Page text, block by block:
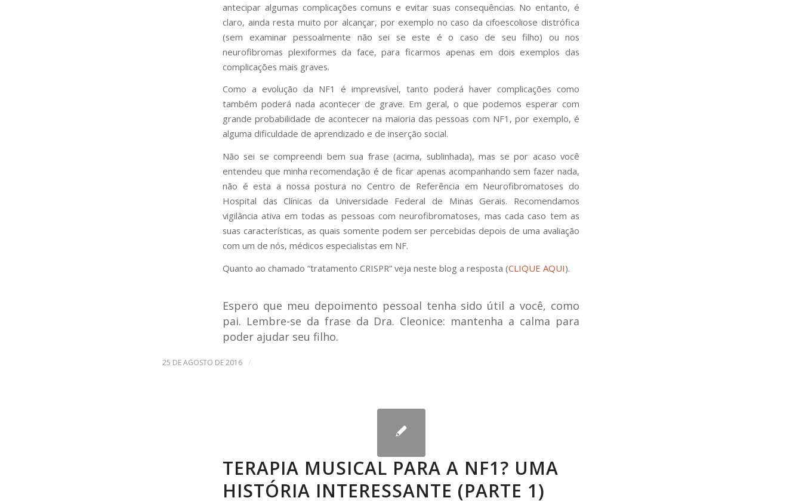
antecipar algumas complicações comuns e evitar suas consequências. No entanto, é
claro, ainda resta muito por alcançar, por exemplo no caso da cifoescoliose distrófica
(sem examinar pessoalmente não sei se este é o caso de seu filho) ou nos
neurofibromas plexiformes da face, para ficarmos apenas em dois exemplos das
complicações mais graves.
Como a evolução da NF1 é imprevisível, tanto poderá haver complicações como
também poderá nada acontecer de grave. Em geral, o que podemos esperar com
grande probabilidade de acontecer na maioria das pessoas com NF1, por exemplo, é
alguma dificuldade de aprendizado e de inserção social.
Não sei se compreendi bem sua frase (acima, sublinhada), mas se por acaso você
entendeu que minha recomendação é de ficar apenas acompanhando sem fazer nada,
não é esta a nossa postura no Centro de Referência em Neurofibromatoses do
Hospital das Clínicas da Universidade Federal de Minas Gerais. Recomendamos
vigilância ativa em todas as pessoas com neurofibromatoses, mas cada caso tem as
suas características, as quais somente podem ser percebidas depois de uma avaliação
com um de nós, médicos especialistas em NF.
Quanto ao chamado “tratamento CRISPR” veja neste blog a resposta (CLIQUE AQUI).
Espero que meu depoimento pessoal tenha sido útil a você, como
pai. Lembre-se da frase da Dra. Cleonice: mantenha a calma para
poder ajudar seu filho.
25 DE AGOSTO DE 2016 /
TERAPIA MUSICAL PARA A NF1? UMA
HISTÓRIA INTERESSANTE (PARTE 1)